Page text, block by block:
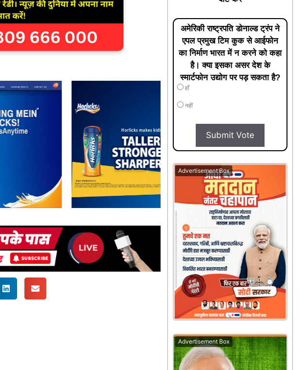
अमेरिकी राष्ट्रपति डोनाल्ड ट्रंप ने
एपल प्रमुख टिम कुक से आईफोन
का निर्माण भारत में न करने को कहा
है। क्या इसका असर देश के
स्मार्टफोन उद्योग पर पड़ सकता है?
हाँ
नहीं
Submit Vote
Advertisement Box
Advertisement Box